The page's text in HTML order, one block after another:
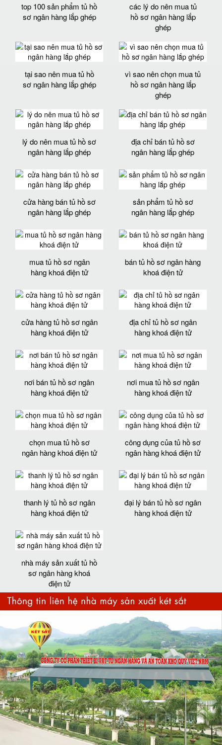
top 100 sản phẩm tủ hồ
sơ ngân hàng lắp ghép
các lý do nên mua tủ
hồ sơ ngân hàng lắp
ghép
tại sao nên mua tủ hồ
sơ ngân hàng lắp ghép
vì sao nên chọn mua tủ
hồ sơ ngân hàng lắp
ghép
lý do nên mua tủ hồ sơ
ngân hàng lắp ghép
địa chỉ bán tủ hồ sơ
ngân hàng lắp ghép
cửa hàng bán tủ hồ sơ
ngân hàng lắp ghép
sản phẩm tủ hồ sơ
ngân hàng lắp ghép
mua tủ hồ sơ ngân
hàng khoá điện tử
bán tủ hồ sơ ngân hàng
khoá điện tử
cửa hàng tủ hồ sơ ngân
hàng khoá điện tử
địa chỉ tủ hồ sơ ngân
hàng khoá điện tử
nơi bán tủ hồ sơ ngân
hàng khoá điện tử
nơi mua tủ hồ sơ ngân
hàng khoá điện tử
chọn mua tủ hồ sơ
ngân hàng khoá điện tử
công dụng của tủ hồ sơ
ngân hàng khoá điện tử
thanh lý tủ hồ sơ ngân
hàng khoá điện tử
đại lý bán tủ hồ sơ ngân
hàng khoá điện tử
nhà máy sản xuất tủ hồ
sơ ngân hàng khoá
điện tử